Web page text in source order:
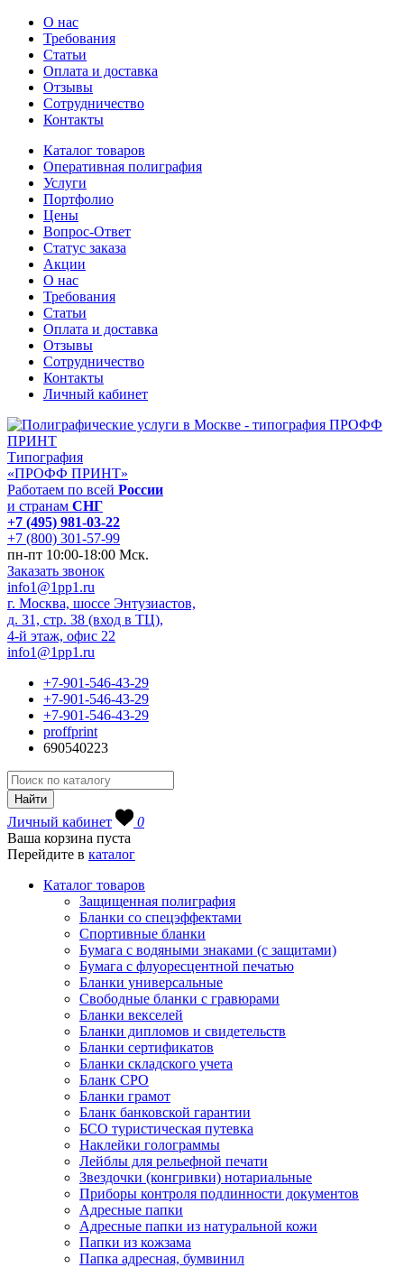
О нас
Требования
Статьи
Оплата и доставка
Отзывы
Сотрудничество
Контакты
Каталог товаров
Оперативная полиграфия
Услуги
Портфолио
Цены
Вопрос-Ответ
Статус заказа
Акции
О нас
Требования
Статьи
Оплата и доставка
Отзывы
Сотрудничество
Контакты
Личный кабинет
Типография
«ПРОФФ ПРИНТ»
Работаем по всей России
и странам СНГ
+7 (495) 981-03-22
+7 (800) 301-57-99
пн-пт 10:00-18:00 Мск.
Заказать звонок
info1@1pp1.ru
г. Москва, шоссе Энтузиастов,
д. 31, стр. 38 (вход в ТЦ),
4-й этаж, офис 22
info1@1pp1.ru
+7-901-546-43-29
+7-901-546-43-29
+7-901-546-43-29
proffprint
690540223
Личный кабинет
0
Ваша корзина пуста
Перейдите в каталог
Каталог товаров
Защищенная полиграфия
Бланки со спецэффектами
Спортивные бланки
Бумага с водяными знаками (с защитами)
Бумага с флуоресцентной печатью
Бланки универсальные
Свободные бланки с гравюрами
Бланки векселей
Бланки дипломов и свидетельств
Бланки сертификатов
Бланки складского учета
Бланк СРО
Бланки грамот
Бланк банковской гарантии
БСО туристическая путевка
Наклейки голограммы
Лейблы для рельефной печати
Звездочки (конгривки) нотариальные
Приборы контроля подлинности документов
Адресные папки
Адресные папки из натуральной кожи
Папки из кожзама
Папка адресная, бумвинил